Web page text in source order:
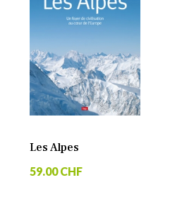
Les Alpes
59.00 CHF